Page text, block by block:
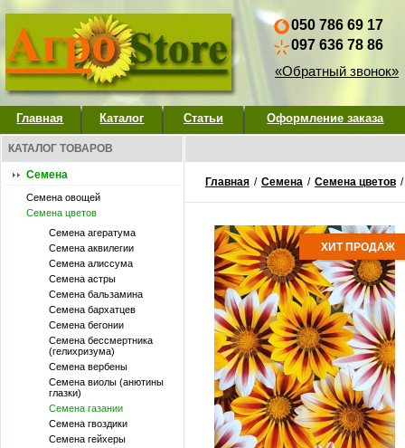
050 786 69 17
097 636 78 86
«Обратный звонок»
Главная Каталог Статьи Оформление заказа
КАТАЛОГ ТОВАРОВ
Семена
Семена овощей
Семена цветов
Семена агератума
Семена аквилегии
Семена алиссума
Семена астры
Семена бальзамина
Семена бархатцев
Семена бегонии
Семена бессмертника
(гелихризума)
Семена вербены
Семена виолы (анютины
глазки)
Семена газании
Семена гвоздики
Семена гейхеры
Главная / Семена / Семена цветов /
ХИТ ПРОДАЖ